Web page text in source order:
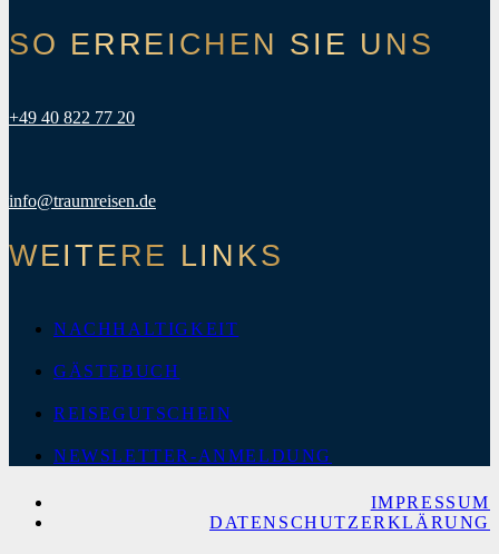
SO ERREICHEN SIE UNS
+49 40 822 77 20
info@traumreisen.de
WEITERE LINKS
NACHHALTIGKEIT
GÄSTEBUCH
REISEGUTSCHEIN
NEWSLETTER-ANMELDUNG
IMPRESSUM
DATENSCHUTZERKLÄRUNG